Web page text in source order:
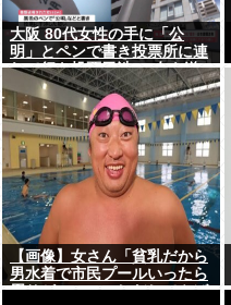
大阪 80代女性の手に「公
明」とペンで書き投票所に連
れて行き投票干渉 60女を送
検【いさ酒場】
【画像】女さん「貧乳だから
男水着で市民プールいったら
周りがコソコソしだしてやば